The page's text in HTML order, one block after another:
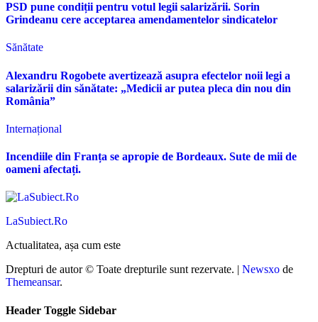
PSD pune condiții pentru votul legii salarizării. Sorin
Grindeanu cere acceptarea amendamentelor sindicatelor
Sănătate
Alexandru Rogobete avertizează asupra efectelor noii legi a
salarizării din sănătate: „Medicii ar putea pleca din nou din
România”
Internațional
Incendiile din Franța se apropie de Bordeaux. Sute de mii de
oameni afectați.
LaSubiect.Ro
Actualitatea, așa cum este
Drepturi de autor © Toate drepturile sunt rezervate.
Newsxo de
Themeansar.
Header Toggle Sidebar